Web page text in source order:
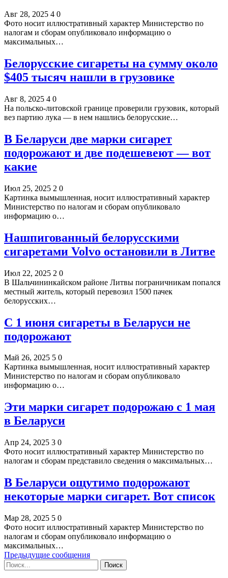
Авг 28, 2025 4 0
Фото носит иллюстративный характер Министерство по
налогам и сборам опубликовало информацию о
максимальных…
Белорусские сигареты на сумму около
$405 тысяч нашли в грузовике
Авг 8, 2025 4 0
На польско-литовской границе проверили грузовик, который
вез партию лука — в нем нашлись белорусские…
В Беларуси две марки сигарет
подорожают и две подешевеют — вот
какие
Июл 25, 2025 2 0
Картинка вымышленная, носит иллюстративный характер
Министерство по налогам и сборам опубликовало
информацию о…
Нашпигованный белорусскими
сигаретами Volvo остановили в Литве
Июл 22, 2025 2 0
В Шальчининкайском районе Литвы пограничникам попался
местный житель, который перевозил 1500 пачек
белорусских…
С 1 июня сигареты в Беларуси не
подорожают
Май 26, 2025 5 0
Картинка вымышленная, носит иллюстративный характер
Министерство по налогам и сборам опубликовало
информацию о…
Эти марки сигарет подорожаю с 1 мая
в Беларуси
Апр 24, 2025 3 0
Фото носит иллюстративный характер Министерство по
налогам и сборам представило сведения о максимальных…
В Беларуси ощутимо подорожают
некоторые марки сигарет. Вот список
Мар 28, 2025 5 0
Фото носит иллюстративный характер Министерство по
налогам и сборам опубликовало информацию о
максимальных…
Предыдущие сообщения